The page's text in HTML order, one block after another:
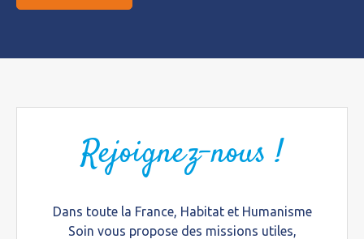
Rejoignez-nous !
Dans toute la France, Habitat et Humanisme
Soin vous propose des missions utiles,